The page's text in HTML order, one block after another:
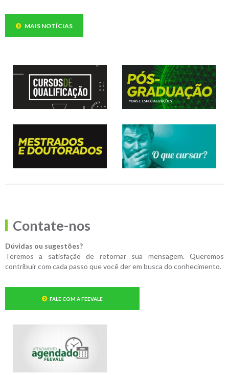
MAIS NOTÍCIAS
Contate-nos
Dúvidas ou sugestões?
Teremos a satisfação de retornar sua mensagem. Queremos
contribuir com cada passo que você der em busca do conhecimento.
FALE COM A FEEVALE